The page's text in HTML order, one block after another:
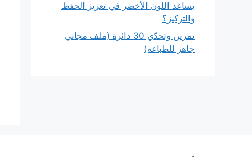
يساعد اللون الأخضر في تعزيز الحفظ
والتركيز؟
تمرين وتحدّي 30 دائرة (ملف مجاني
جاهز للطباعة)